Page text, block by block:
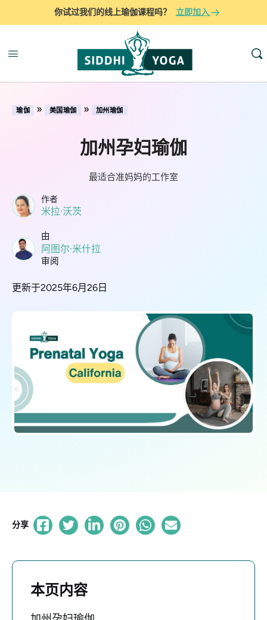
你试过我们的线上瑜伽课程吗？ 立即加入
瑜伽 » 美国瑜伽 » 加州瑜伽
加州孕妇瑜伽
最适合准妈妈的工作室
作者
米拉·沃茨
由
阿图尔·米什拉
审阅
更新于2025年6月26日
分享
本页内容